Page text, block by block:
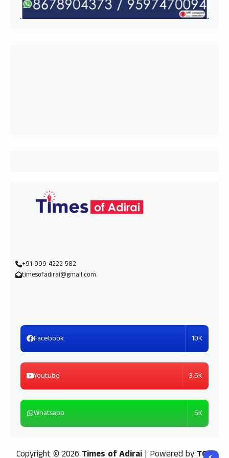
+91 999 4222 582
timesofadirai@gmail.com
Facebook 10K
Youtube 3.5K
Whatsapp 5K
Copyright © 2026 Times of Adirai| Powered by TOA